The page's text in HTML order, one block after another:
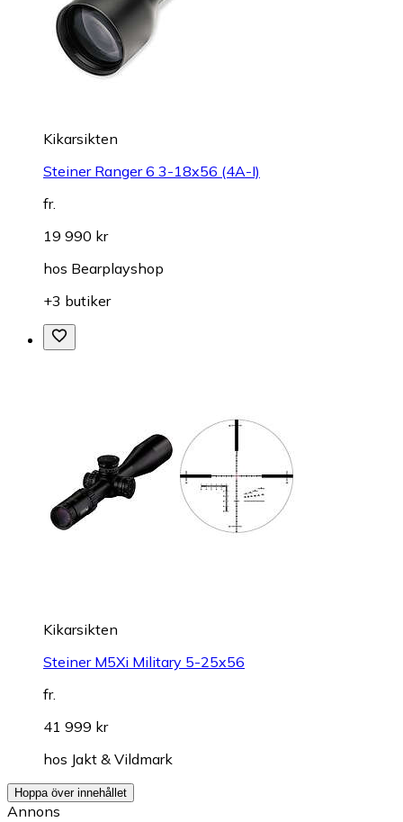
Kikarsikten
Steiner Ranger 6 3-18x56 (4A-I)
fr.
19 990 kr
hos Bearplayshop
+3 butiker
Kikarsikten
Steiner M5Xi Military 5-25x56
fr.
41 999 kr
hos Jakt & Vildmark
Hoppa över innehållet
Annons